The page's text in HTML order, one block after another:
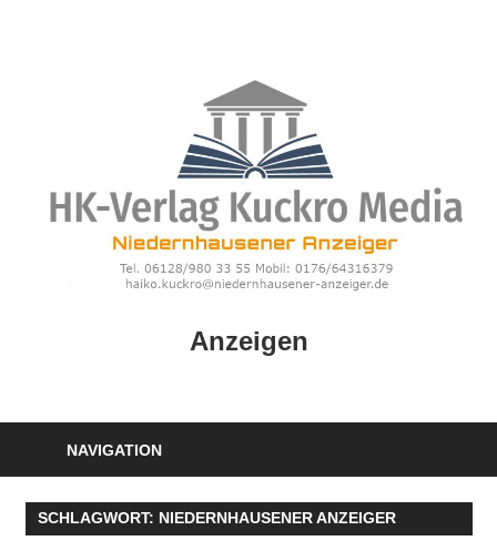
Anzeigen
NAVIGATION
SCHLAGWORT: NIEDERNHAUSENER ANZEIGER